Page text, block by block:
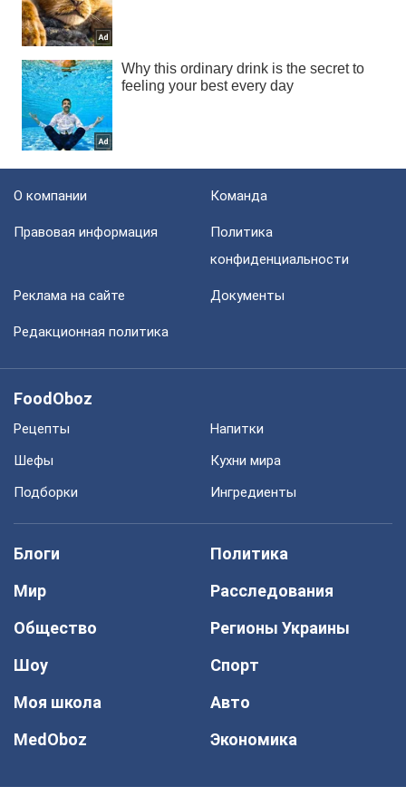
О компании Команда
Правовая информация
Политика
конфиденциальности
Реклама на сайте Документы
Редакционная политика
FoodOboz
Рецепты
Напитки
Шефы
Кухни мира
Подборки
Ингредиенты
Блоги
Политика
Мир
Расследования
Общество
Регионы Украины
Шоу
Спорт
Моя школа
Авто
MedOboz
Экономика